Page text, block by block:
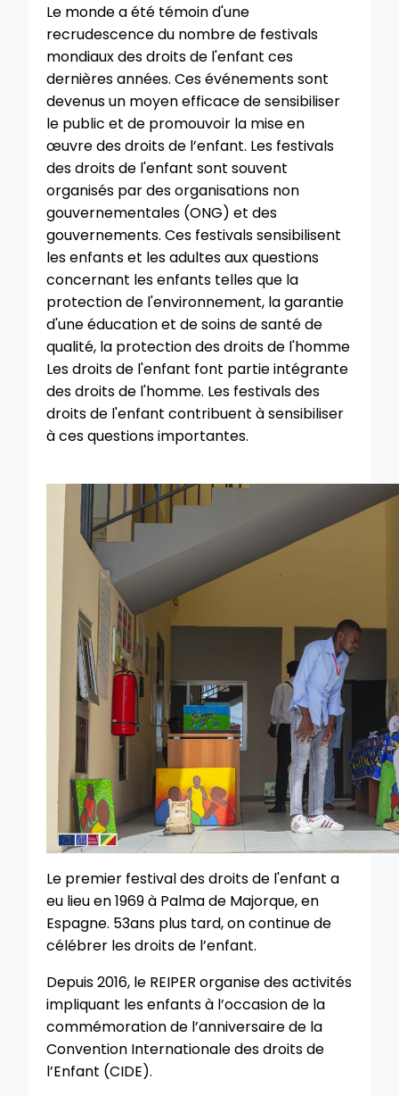
Le monde a été témoin d'une
recrudescence du nombre de festivals
mondiaux des droits de l'enfant ces
dernières années. Ces événements sont
devenus un moyen efficace de sensibiliser
le public et de promouvoir la mise en
œuvre des droits de l’enfant. Les festivals
des droits de l'enfant sont souvent
organisés par des organisations non
gouvernementales (ONG) et des
gouvernements. Ces festivals sensibilisent
les enfants et les adultes aux questions
concernant les enfants telles que la
protection de l'environnement, la garantie
d'une éducation et de soins de santé de
qualité, la protection des droits de l'homme
Les droits de l'enfant font partie intégrante
des droits de l'homme. Les festivals des
droits de l'enfant contribuent à sensibiliser
à ces questions importantes.
Le premier festival des droits de l'enfant a
eu lieu en 1969 à Palma de Majorque, en
Espagne. 53ans plus tard, on continue de
célébrer les droits de l’enfant.
Depuis 2016, le REIPER organise des activités
impliquant les enfants à l’occasion de la
commémoration de l’anniversaire de la
Convention Internationale des droits de
l’Enfant (CIDE).